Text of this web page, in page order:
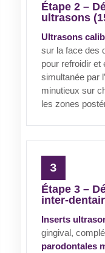
Étape 2 –
ultrasons
Ultrasons
sur la face des
pour refroidir et
simultanée par
minutieux sur
les zones
Étape 3 –
inter-
Inserts
gingival,
parodontales